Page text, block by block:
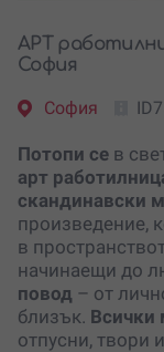
АРТ
София
София
Потопи се в
арт
скандинавски
произведение,
в
начинаещи до
повод – от
близък. Всички
отпусни, твори